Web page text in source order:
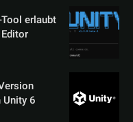
erlaubt
6